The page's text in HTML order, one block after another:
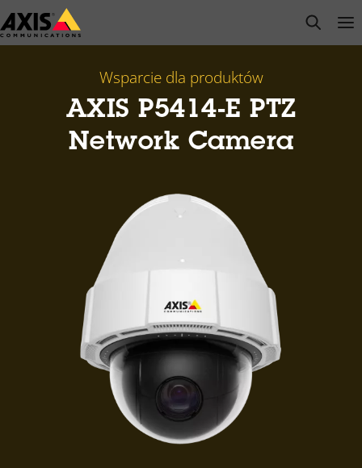
Przejdź
do
open
Wsparcie dla produktów
AXIS P5414-E PTZ
Network Camera